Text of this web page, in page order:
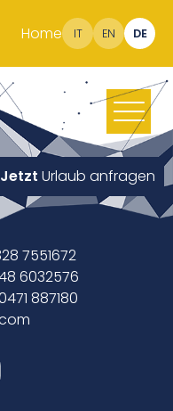
Home IT EN DE
Jetzt Urlaub anfragen
7551672
6032576
887180